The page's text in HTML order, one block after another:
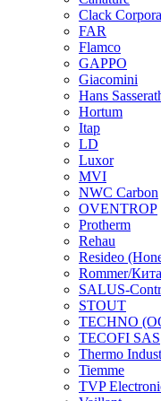
Clack
FAR
Flamco
GAPPO
Giacomini
Hans
Hortum
Itap
LD
Luxor
MVI
NWC Carbon
OVENTROP
Protherm
Rehau
Resideo
Rommer/
SALUS-
STOUT
TECHNO
TECOFI SAS
Thermo
Tiemme
TVP